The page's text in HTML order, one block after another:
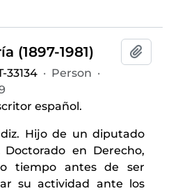
(1897-1981)
33134 · Person ·
español.
Hijo de un diputado
en Derecho,
tiempo antes de ser
su actividad ante los